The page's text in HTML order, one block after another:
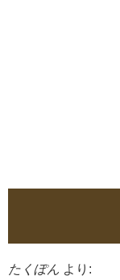
たくぽん より: